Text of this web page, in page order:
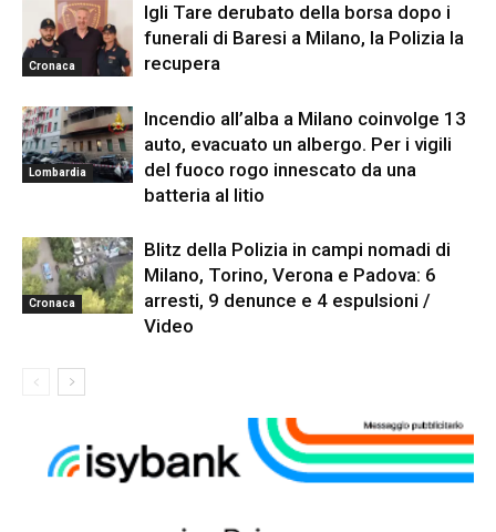
Cronaca
Igli Tare derubato della borsa dopo i
funerali di Baresi a Milano, la Polizia la
recupera
Lombardia
Incendio all’alba a Milano coinvolge 13
auto, evacuato un albergo. Per i vigili
del fuoco rogo innescato da una
batteria al litio
Cronaca
Blitz della Polizia in campi nomadi di
Milano, Torino, Verona e Padova: 6
arresti, 9 denunce e 4 espulsioni /
Video